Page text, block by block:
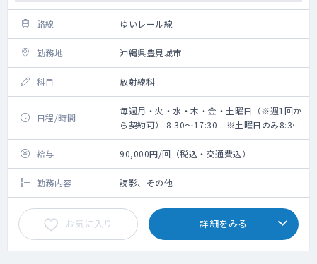
路線 ゆいレール線
勤務地 沖縄県豊見城市
科目 放射線科
日程/時間
毎週月・火・水・木・金・土曜日（※週1回か
ら契約可） 8:30～17:30 ※土曜日のみ8:30
～12:30
給与
90,000円/回（税込・交通費込）
勤務内容 読影、その他
お気に入り 詳細をみる